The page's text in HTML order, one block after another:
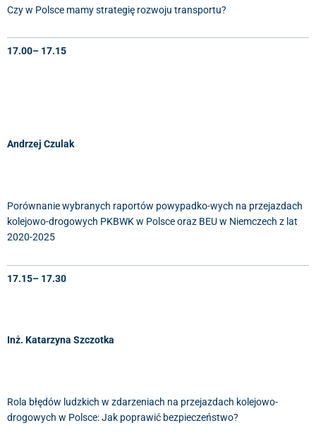
Czy w Polsce mamy strategię rozwoju transportu?
17.00– 17.15
Andrzej Czulak
Porównanie wybranych raportów powypadko-wych na przejazdach
kolejowo-drogowych PKBWK w Polsce oraz BEU w Niemczech z lat
2020-2025
17.15– 17.30
Inż. Katarzyna Szczotka
Rola błędów ludzkich w zdarzeniach na przejazdach kolejowo-
drogowych w Polsce: Jak poprawić bezpieczeństwo?